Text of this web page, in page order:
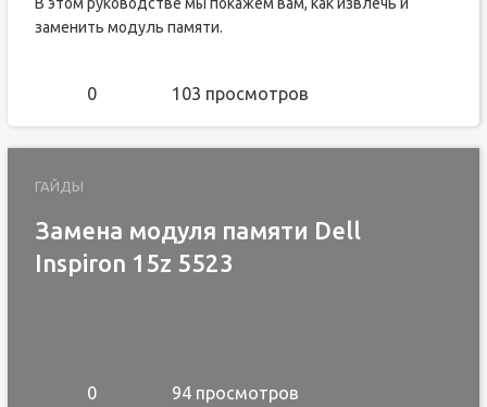
заменить модуль памяти.
0 103 просмотров
ГАЙДЫ
Замена модуля памяти Dell
Inspiron 15z 5523
0 94 просмотров